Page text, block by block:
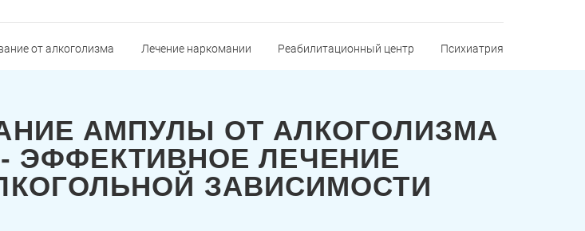
от алкоголизма Лечение наркомании Реабилитационный центр Психиатрия
АМПУЛЫ ОТ АЛКОГОЛИЗМА
- ЭФФЕКТИВНОЕ ЛЕЧЕНИЕ
ЗАВИСИМОСТИ